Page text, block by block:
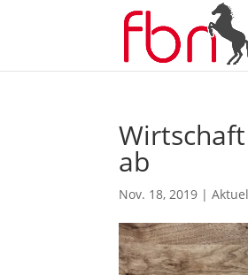
ab
Nov. 18, 2019 |